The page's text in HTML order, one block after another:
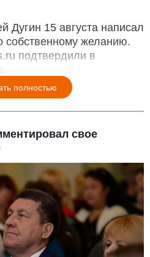
Дугин 15 августа написал
собственному желанию.
подтвердили в
полностью
свое